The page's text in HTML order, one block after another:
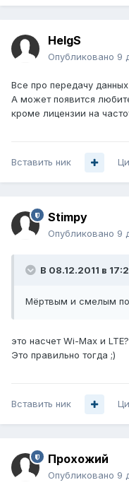
HelgS
Опубликовано 9
Все про передачу
А может появится
кроме лицензии на
Вставить ник
Stimpy
Опубликовано 9
В 08.12.2011 в
Мёртвым и смелым
это насчет Wi-Max и LTE?
Это правильно тогда ;)
Вставить ник
Прохожий
Опубликовано 9